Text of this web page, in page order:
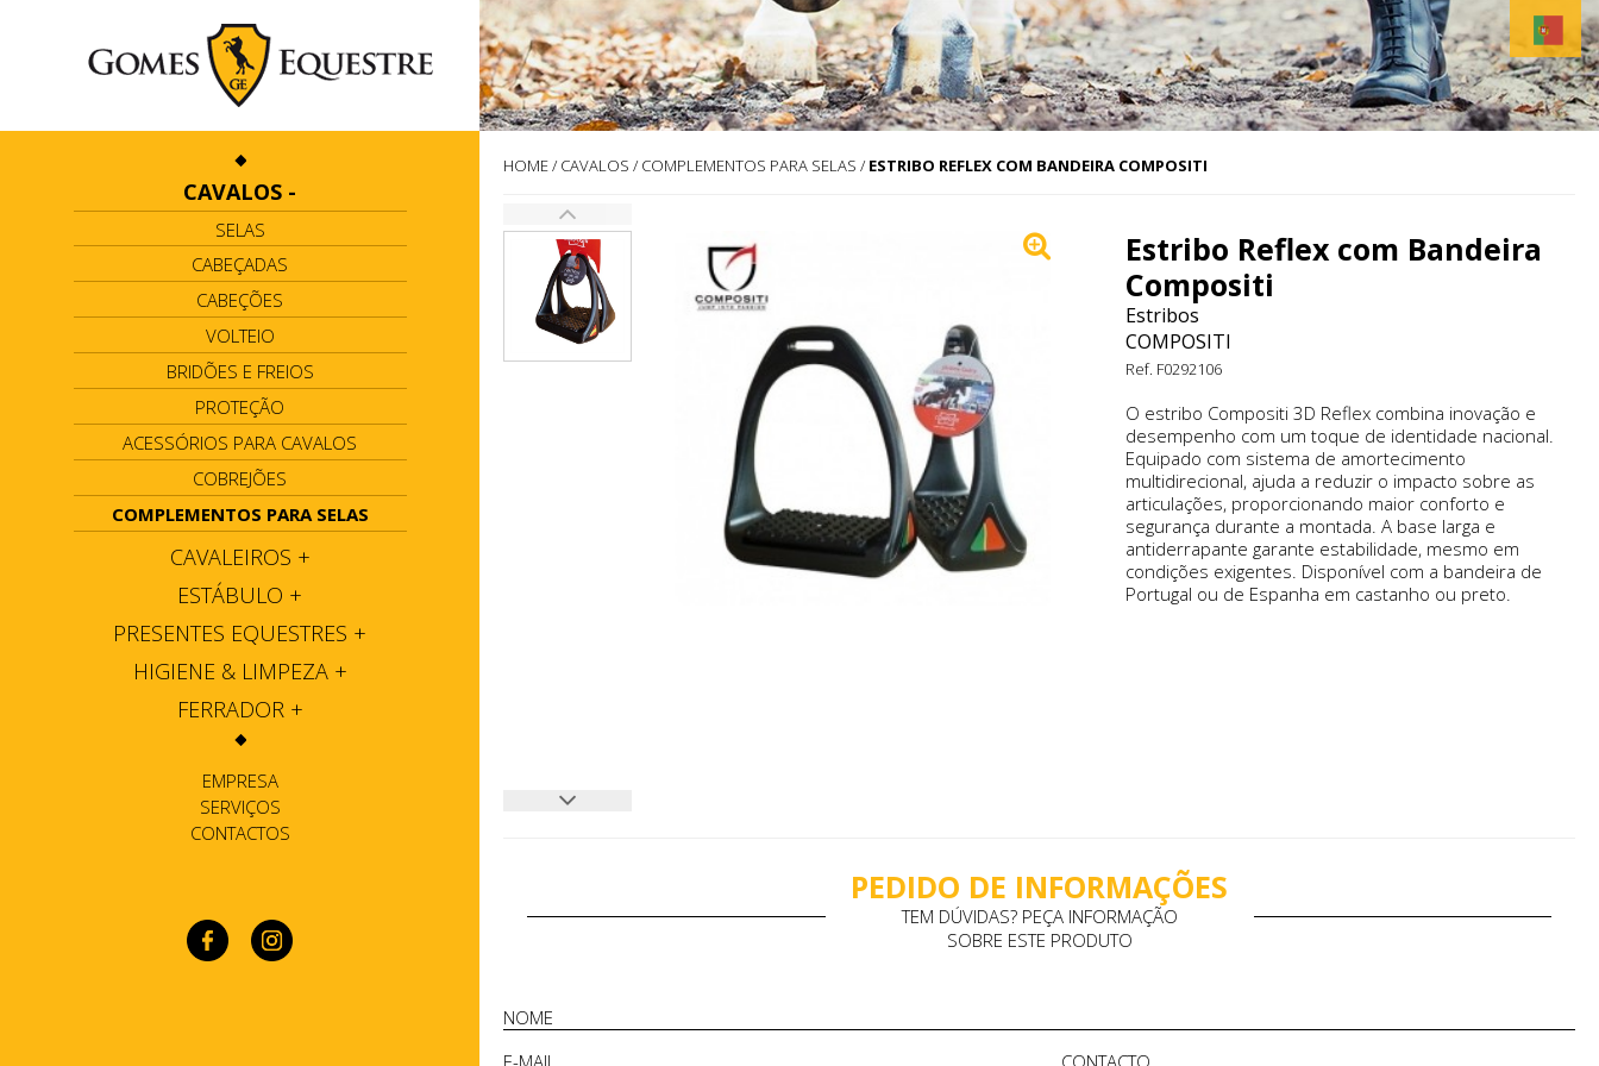
CAVALOS -
SELAS
CABEÇADAS
CABEÇÕES
VOLTEIO
BRIDÕES E FREIOS
PROTEÇÃO
ACESSÓRIOS PARA CAVALOS
COBREJÕES
COMPLEMENTOS PARA SELAS
CAVALEIROS +
ESTÁBULO +
PRESENTES EQUESTRES +
HIGIENE & LIMPEZA +
FERRADOR +
EMPRESA
SERVIÇOS
CONTACTOS
HOME/ CAVALOS / COMPLEMENTOS PARA SELAS / ESTRIBO REFLEX COM BANDEIRA COMPOSITI
Estribo Reflex com Bandeira
Compositi
Estribos
COMPOSITI
Ref. F0292106
O estribo Compositi 3D Reflex combina inovação e
desempenho com um toque de identidade nacional.
Equipado com sistema de amortecimento
multidirecional, ajuda a reduzir o impacto sobre as
articulações, proporcionando maior conforto e
segurança durante a montada. A base larga e
antiderrapante garante estabilidade, mesmo em
condições exigentes. Disponível com a bandeira de
Portugal ou de Espanha em castanho ou preto.
PEDIDO DE INFORMAÇÕES
TEM DÚVIDAS? PEÇA INFORMAÇÃO
SOBRE ESTE PRODUTO